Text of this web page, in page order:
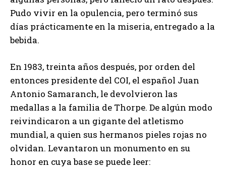
Pudo vivir en la opulencia, pero terminó sus
días prácticamente en la miseria, entregado a la
bebida.
En 1983, treinta años después, por orden del
entonces presidente del COI, el español Juan
Antonio Samaranch, le devolvieron las
medallas a la familia de Thorpe. De algún modo
reivindicaron a un gigante del atletismo
mundial, a quien sus hermanos pieles rojas no
olvidan. Levantaron un monumento en su
honor en cuya base se puede leer: